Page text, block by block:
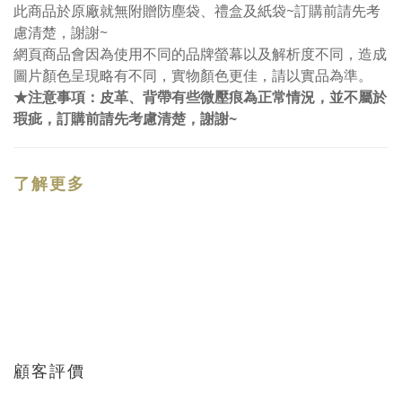
此商品於原廠就無附贈防塵袋、禮盒及紙袋~訂購前請先考
慮清楚，謝謝~
網頁商品會因為使用不同的品牌螢幕以及解析度不同，造成
圖片顏色呈現略有不同，實物顏色更佳，請以實品為準。
★注意事項：皮革、背帶有些微壓痕為正常情況，並不屬於
瑕疵，訂購前請先考慮清楚，謝謝~
了解更多
顧客評價